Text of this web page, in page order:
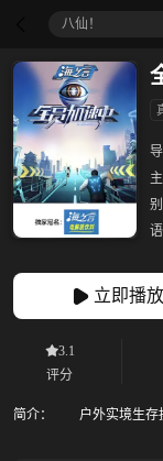
八仙！
导
别
语
立即播放
3.1
评分
简介： 户外实境生存